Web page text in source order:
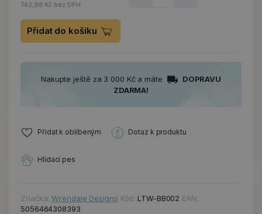
742,98 Kč bez DPH
Přidat do košíku
Nakupte ještě za 3 000 Kč a máte
DOPRAVU
ZDARMA!
Přidat k oblíbeným Dotaz k produktu
Hlídací pes
Značka:Wrendale Designs Kód: LTW-BB002 EAN:
5056464308393